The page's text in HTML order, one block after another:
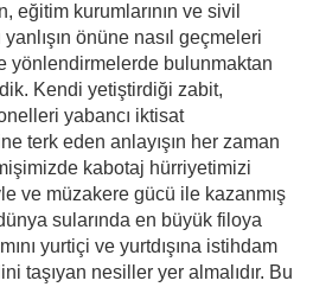
eğitim kurumlarının ve sivil
önüne nasıl geçmeleri
yönlendirmelerde bulunmaktan
Kendi yetiştirdiği zabit,
yabancı iktisat
terk eden anlayışın her zaman
kabotaj hürriyetimizi
ve müzakere gücü ile kazanmış
sularında en büyük filoya
yurtiçi ve yurtdışına istihdam
taşıyan nesiller yer almalıdır. Bu